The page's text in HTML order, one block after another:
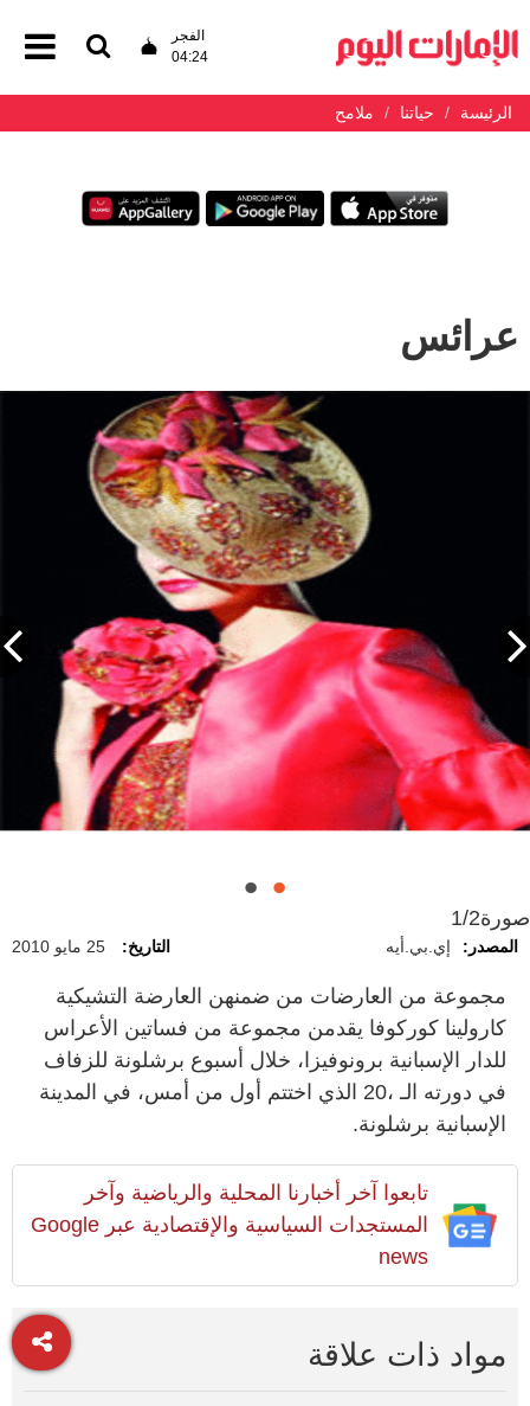
الفجر
04:24
الرئيسة حياتنا ملامح
عرائس
صورة1/2
المصدر: إي.بي.أيه التاريخ: 25 مايو 2010
مجموعة من العارضات من ضمنهن العارضة التشيكية
كارولينا كوركوفا يقدمن مجموعة من فساتين الأعراس
للدار الإسبانية برونوفيزا، خلال أسبوع برشلونة للزفاف
في دورته الـ ،20 الذي اختتم أول من أمس، في المدينة
الإسبانية برشلونة.
تابعوا آخر أخبارنا المحلية والرياضية وآخر
المستجدات السياسية والإقتصادية عبر Google
news
مواد ذات علاقة